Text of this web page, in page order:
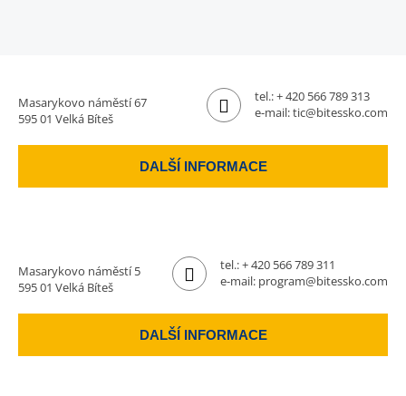
Masarykovo náměstí 67
595 01 Velká Bíteš
tel.:+ 420 566 789 313
e-mail:tic@bitessko.com
DALŠÍ INFORMACE
Masarykovo náměstí 5
595 01 Velká Bíteš
tel.:+ 420 566 789 311
e-mail: program@bitessko.com
DALŠÍ INFORMACE